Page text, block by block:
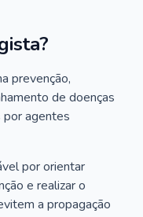
prevenção,
de doenças
por agentes
por orientar
e realizar o
a propagação